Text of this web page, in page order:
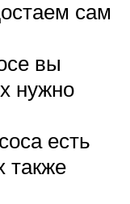
сам
вы
нужно
есть
также